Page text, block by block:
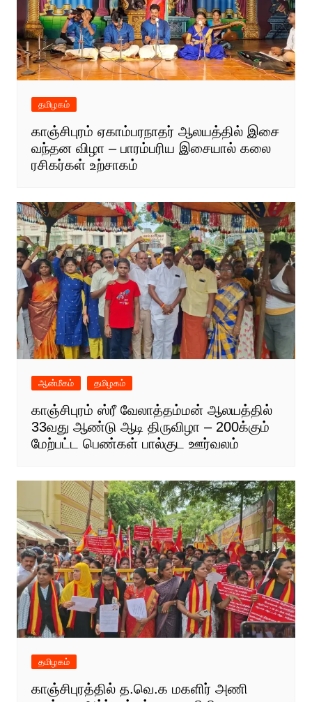
தமிழகம்
காஞ்சிபுரம் ஏகாம்பரநாதர் ஆலயத்தில் இசை
வந்தன விழா – பாரம்பரிய இசையால் கலை
ரசிகர்கள் உற்சாகம்
ஆன்மீகம் தமிழகம்
காஞ்சிபுரம் ஸ்ரீ வேலாத்தம்மன் ஆலயத்தில்
33வது ஆண்டு ஆடி திருவிழா – 200க்கும்
மேற்பட்ட பெண்கள் பால்குட ஊர்வலம்
தமிழகம்
காஞ்சிபுரத்தில் த.வெ.க மகளிர் அணி